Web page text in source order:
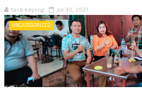
tacb kayong Jul 30, 2021
UNCATEGORIZED